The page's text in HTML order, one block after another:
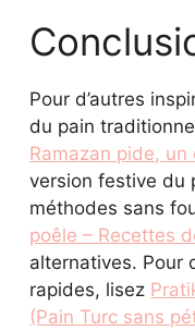
Pour d’autres
du pain
Ramazan pide,
version festive du
méthodes sans
poêle – Recettes
alternatives. Pour
rapides, lisez
(Pain Turc sans